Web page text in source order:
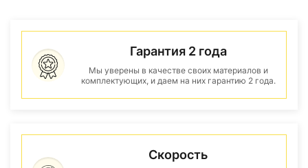
Гарантия 2 года
Мы уверены в качестве своих материалов и
комплектующих, и даем на них гарантию 2 года.
Скорость